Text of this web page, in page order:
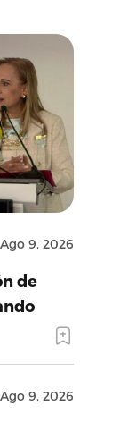
Ago 9, 2026
de
Ago 9, 2026